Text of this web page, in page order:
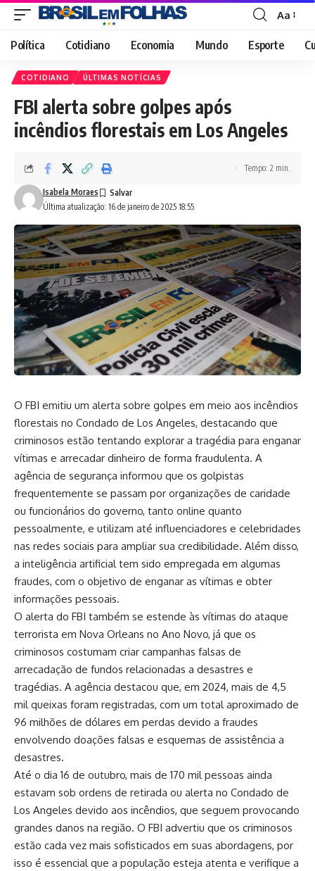
Font
Resizer
Aa
Política Cotidiano Economia Mundo Esporte
COTIDIANO ÚLTIMAS NOTÍCIAS
FBI alerta sobre golpes após
incêndios florestais em Los Angeles
Última atualização: 16 de janeiro de 2025 18:55
Isabela Moraes
Tempo: 2 min.
O FBI emitiu um alerta sobre golpes em meio aos incêndios
florestais no Condado de Los Angeles, destacando que
criminosos estão tentando explorar a tragédia para enganar
vítimas e arrecadar dinheiro de forma fraudulenta. A
agência de segurança informou que os golpistas
frequentemente se passam por organizações de caridade
ou funcionários do governo, tanto online quanto
pessoalmente, e utilizam até influenciadores e celebridades
nas redes sociais para ampliar sua credibilidade. Além disso,
a inteligência artificial tem sido empregada em algumas
fraudes, com o objetivo de enganar as vítimas e obter
informações pessoais.
O alerta do FBI também se estende às vítimas do ataque
terrorista em Nova Orleans no Ano Novo, já que os
criminosos costumam criar campanhas falsas de
arrecadação de fundos relacionadas a desastres e
tragédias. A agência destacou que, em 2024, mais de 4,5
mil queixas foram registradas, com um total aproximado de
96 milhões de dólares em perdas devido a fraudes
envolvendo doações falsas e esquemas de assistência a
desastres.
Até o dia 16 de outubro, mais de 170 mil pessoas ainda
estavam sob ordens de retirada ou alerta no Condado de
Los Angeles devido aos incêndios, que seguem provocando
grandes danos na região. O FBI advertiu que os criminosos
estão cada vez mais sofisticados em suas abordagens, por
isso é essencial que a população esteja atenta e verifique a